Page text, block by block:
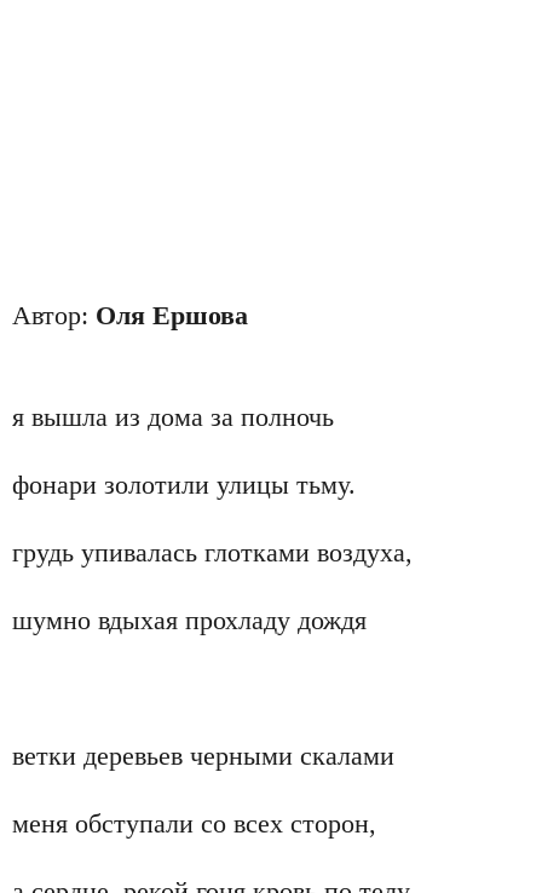
Автор: Оля Ершова
я вышла из дома за полночь
фонари золотили улицы тьму.
грудь упивалась глотками воздуха,
шумно вдыхая прохладу дождя
ветки деревьев черными скалами
меня обступали со всех сторон,